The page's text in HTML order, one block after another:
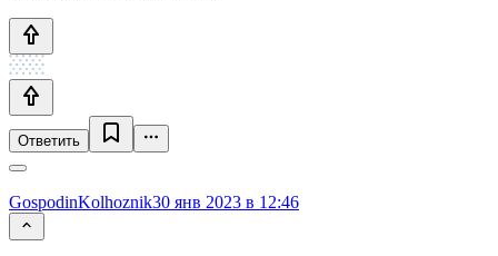
Ответить
GospodinKolhoznik30 янв 2023 в 12:46